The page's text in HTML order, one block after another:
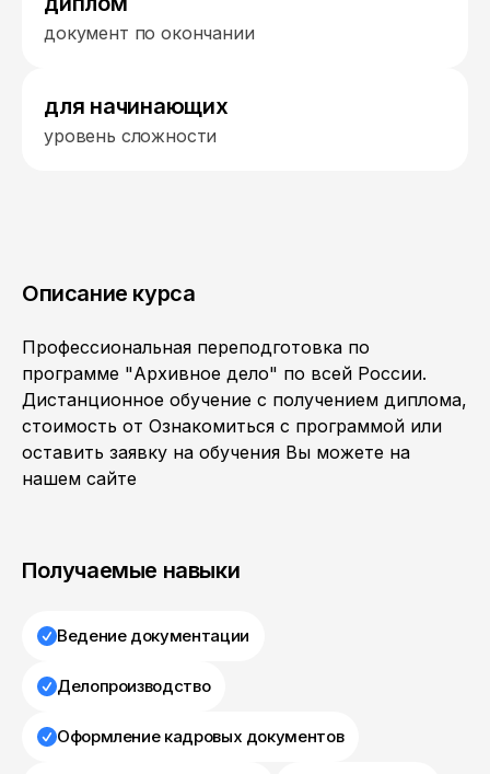
документ по окончании
для начинающих
уровень сложности
Описание курса
Профессиональная переподготовка по
программе "Архивное дело" по всей России.
Дистанционное обучение с получением диплома,
стоимость от Ознакомиться с программой или
оставить заявку на обучения Вы можете на
нашем сайте
Получаемые навыки
Ведение документации
Делопроизводство
Оформление кадровых документов